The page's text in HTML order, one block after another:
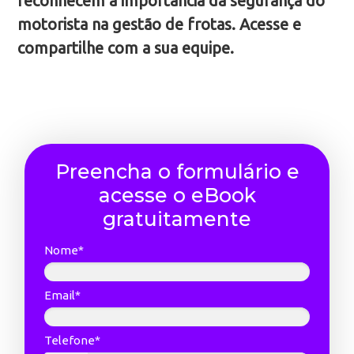
motorista na gestão de frotas. Acesse e
compartilhe com a sua equipe.
Preencha o formulário e
acesse o eBook
gratuitamente
Nome*
Email*
Telefone*